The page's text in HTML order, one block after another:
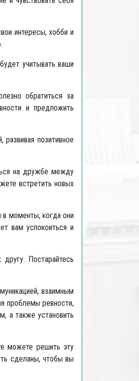
интересы, хобби и
учитывать ваши
обратиться за
и предложить
позитивное
на дружбе между
встретить новых
в моменты, когда они
вам успокоиться и
Постарайтесь
взаимным
проблемы ревности,
а также установить
можете решить эту
сделаны, чтобы вы